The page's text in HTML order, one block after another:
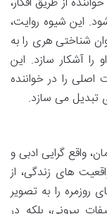
این شیوه روایت،
شناختی هری را به
را آشکار سازد. این
را در خواننده
تبدیل می سازد.
واقع گرایی ادبی و
های زندگی، از
روزمره را به تصویر